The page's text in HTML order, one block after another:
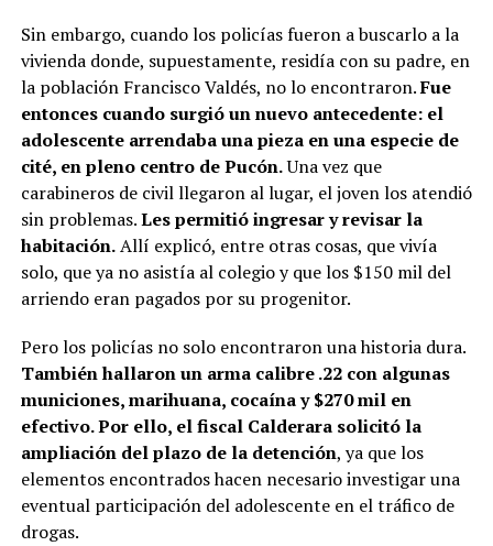
Sin embargo, cuando los policías fueron a buscarlo a la
vivienda donde, supuestamente, residía con su padre, en
la población Francisco Valdés, no lo encontraron.Fue
entonces cuando surgió un nuevo antecedente: el
adolescente arrendaba una pieza en una especie de
cité, en pleno centro de Pucón.Una vez que
carabineros de civil llegaron al lugar, el joven los atendió
sin problemas.Les permitió ingresar y revisar la
habitación.Allí explicó, entre otras cosas, que vivía
solo, que ya no asistía al colegio y que los $150 mil del
arriendo eran pagados por su progenitor.
Pero los policías no solo encontraron una historia dura.
También hallaron un arma calibre .22 con algunas
municiones, marihuana, cocaína y $270 mil en
efectivo. Por ello, el fiscal Calderara solicitó la
ampliación del plazo de la detención, ya que los
elementos encontrados hacen necesario investigar una
eventual participación del adolescente en el tráfico de
drogas.